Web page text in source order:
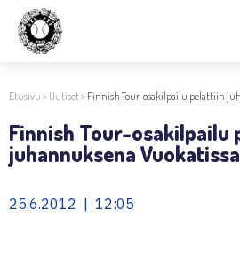
Etusivu > Uutiset> Finnish Tour-osakilpailu pelattiin
Finnish Tour-osakilpailu
juhannuksena Vuokatissa
25.6.2012 | 12:05